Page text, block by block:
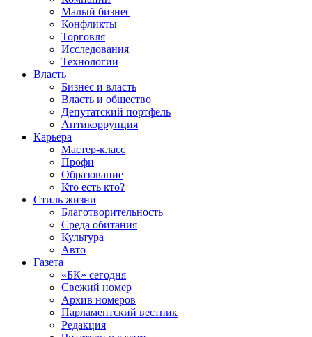
Малый бизнес
Конфликты
Торговля
Исследования
Технологии
Власть
Бизнес и власть
Власть и общество
Депутатский портфель
Антикоррупция
Карьера
Мастер-класс
Профи
Образование
Кто есть кто?
Стиль жизни
Благотворительность
Среда обитания
Культура
Авто
Газета
«БК» сегодня
Свежий номер
Архив номеров
Парламентский вестник
Редакция